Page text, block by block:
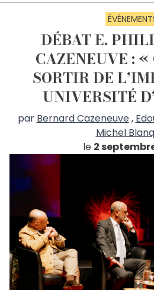
DÉBAT E.
CAZENEUVE :
SORTIR DE
UNIVERSITÉ
par Bernard Cazeneuve,
Michel
le 2